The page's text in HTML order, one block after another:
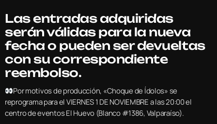
Las entradas adquiridas
serán válidas para la nueva
fecha o pueden ser devueltas
con su correspondiente
reembolso.
Por motivos de producción, «Choque de Ídolos» se
reprograma para el VIERNES 1 DE NOVIEMBRE a las 20:00 el
centro de eventos El Huevo (Blanco #1386, Valparaíso).